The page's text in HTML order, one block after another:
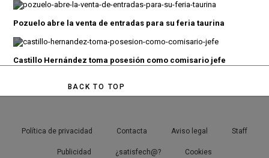
Pozuelo abre la venta de entradas para su feria taurina
Castillo Hernández toma posesión como comisario jefe
BACK TO TOP
Política de privacidad Contacta Aviso legal Staff
Publicidad ¿satisfech@? Cookies